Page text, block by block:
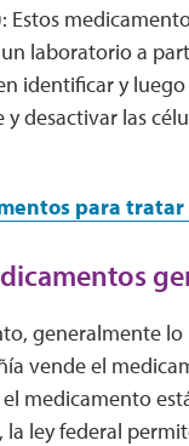
: Estos
laboratorio a
identificar y
desactivar las
para
generalmente
vende el
medicamento
ley federal